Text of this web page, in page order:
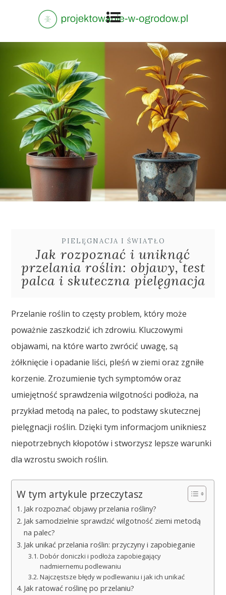
PIELĘGNACJA I ŚWIATŁO
Jak rozpoznać i uniknąć
przelania roślin: objawy, test
palca i skuteczna pielęgnacja
Przelanie roślin to częsty problem, który może
poważnie zaszkodzić ich zdrowiu. Kluczowymi
objawami, na które warto zwrócić uwagę, są
żółknięcie i opadanie liści, pleśń w ziemi oraz zgniłe
korzenie. Zrozumienie tych symptomów oraz
umiejętność sprawdzenia wilgotności podłoża, na
przykład metodą na palec, to podstawy skutecznej
pielęgnacji roślin. Dzięki tym informacjom unikniesz
niepotrzebnych kłopotów i stworzysz lepsze warunki
dla wzrostu swoich roślin.
W tym artykule przeczytasz
Jak rozpoznać objawy przelania rośliny?
Jak samodzielnie sprawdzić wilgotność ziemi metodą
na palec?
Jak unikać przelania roślin: przyczyny i zapobieganie
Dobór doniczki i podłoża zapobiegający
nadmiernemu podlewaniu
Najczęstsze błędy w podlewaniu i jak ich unikać
Jak ratować roślinę po przelaniu?